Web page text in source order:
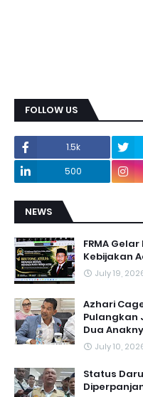
FOLLOW US
1.5k
500
NEWS
FRMA
Kebijakan
July 19,
Azhari
Pulangkan
Dua
July 10,
Status